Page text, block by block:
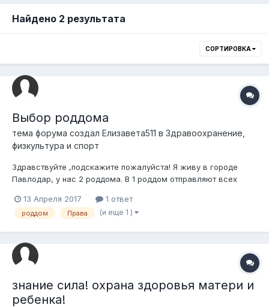
Найдено 2 результата
СОРТИРОВКА
Выбор роддома
тема форума создал Елизавета511 в Здравоохранение,
физкультура и спорт
Здравствуйте ,подскажите пожалуйста! Я живу в городе
Павлодар, у нас 2 роддома. В 1 роддом отправляют всех
показаниям: например высокое давление, какие то
патологии и т.д. Так вот: имею ли я по закону право выбрать
13 Апреля 2017 1 ответ
роддом Права (и еще 1 )
знание сила! охрана здоровья матери и
ребенка!